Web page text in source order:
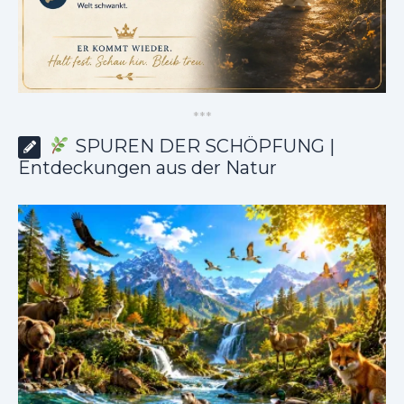
***
SPUREN DER SCHÖPFUNG |
Entdeckungen aus der Natur